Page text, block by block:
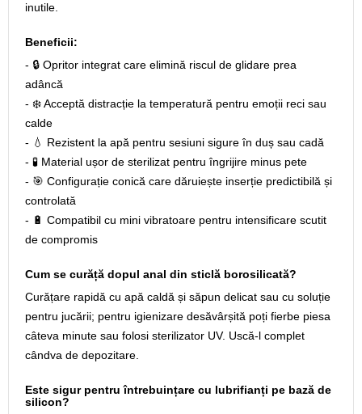
inutile.
Beneficii:
- 🔒 Opritor integrat care elimină riscul de glidare prea
adâncă
- ❄️ Acceptă distracție la temperatură pentru emoții reci sau
calde
- 💧 Rezistent la apă pentru sesiuni sigure în duș sau cadă
- 🧪 Material ușor de sterilizat pentru îngrijire minus pete
- 🎯 Configurație conică care dăruiește inserție predictibilă și
controlată
- 🔋 Compatibil cu mini vibratoare pentru intensificare scutit
de compromis
Cum se curăță dopul anal din sticlă borosilicată?
Curățare rapidă cu apă caldă și săpun delicat sau cu soluție
pentru jucării; pentru igienizare desăvârșită poți fierbe piesa
câteva minute sau folosi sterilizator UV. Uscă-l complet
cândva de depozitare.
Este sigur pentru întrebuințare cu lubrifianți pe bază de
silicon?